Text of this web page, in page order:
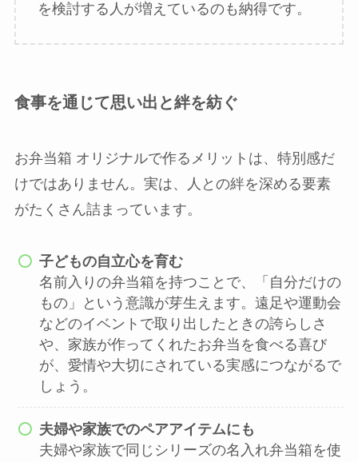
を検討する人が増えているのも納得です。
食事を通じて思い出と絆を紡ぐ
お弁当箱 オリジナルで作るメリットは、特別感だ
けではありません。実は、人との絆を深める要素
がたくさん詰まっています。
子どもの自立心を育む
名前入りの弁当箱を持つことで、「自分だけの
もの」という意識が芽生えます。遠足や運動会
などのイベントで取り出したときの誇らしさ
や、家族が作ってくれたお弁当を食べる喜び
が、愛情や大切にされている実感につながるで
しょう。
夫婦や家族でのペアアイテムにも
夫婦や家族で同じシリーズの名入れ弁当箱を使